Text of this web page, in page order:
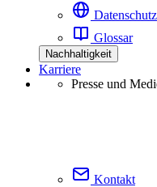
Datenschutz
Glossar
Nachhaltigkeit
Karriere
Presse und
Kontakt